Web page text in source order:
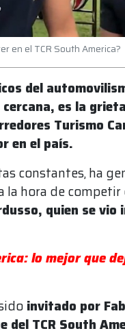
en el TCR South America?
del
es la
Turismo
en el país.
constantes, ha
hora de competir
quien se
lo mejor que
invitado por
del TCR South